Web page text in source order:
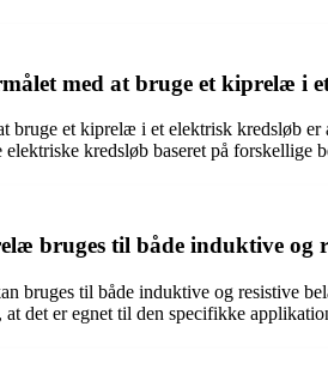
med at bruge et kiprelæ i
bruge et kiprelæ i et elektrisk kredsløb
elektriske kredsløb baseret på forskellige
bruges til både induktive og
bruges til både induktive og resistive
det er egnet til den specifikke